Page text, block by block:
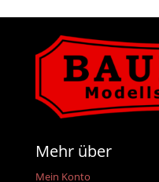
Mehr über
Mein Konto